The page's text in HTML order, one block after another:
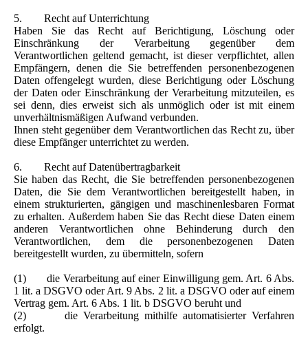
5. Recht auf Unterrichtung
Haben Sie das Recht auf Berichtigung, Löschung oder
Einschränkung der Verarbeitung gegenüber dem
Verantwortlichen geltend gemacht, ist dieser verpflichtet, allen
Empfängern, denen die Sie betreffenden personenbezogenen
Daten offengelegt wurden, diese Berichtigung oder Löschung
der Daten oder Einschränkung der Verarbeitung mitzuteilen, es
sei denn, dies erweist sich als unmöglich oder ist mit einem
unverhältnismäßigen Aufwand verbunden.
Ihnen steht gegenüber dem Verantwortlichen das Recht zu, über
diese Empfänger unterrichtet zu werden.
6. Recht auf Datenübertragbarkeit
Sie haben das Recht, die Sie betreffenden personenbezogenen
Daten, die Sie dem Verantwortlichen bereitgestellt haben, in
einem strukturierten, gängigen und maschinenlesbaren Format
zu erhalten. Außerdem haben Sie das Recht diese Daten einem
anderen Verantwortlichen ohne Behinderung durch den
Verantwortlichen, dem die personenbezogenen Daten
bereitgestellt wurden, zu übermitteln, sofern
(1) die Verarbeitung auf einer Einwilligung gem. Art. 6 Abs.
1 lit. a DSGVO oder Art. 9 Abs. 2 lit. a DSGVO oder auf einem
Vertrag gem. Art. 6 Abs. 1 lit. b DSGVO beruht und
(2) die Verarbeitung mithilfe automatisierter Verfahren
erfolgt.